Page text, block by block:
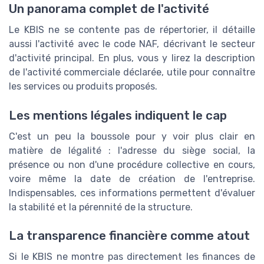
Un panorama complet de l'activité
Le KBIS ne se contente pas de répertorier, il détaille
aussi l'activité avec le code NAF, décrivant le secteur
d'activité principal. En plus, vous y lirez la description
de l'activité commerciale déclarée, utile pour connaître
les services ou produits proposés.
Les mentions légales indiquent le cap
C'est un peu la boussole pour y voir plus clair en
matière de légalité : l'adresse du siège social, la
présence ou non d'une procédure collective en cours,
voire même la date de création de l'entreprise.
Indispensables, ces informations permettent d'évaluer
la stabilité et la pérennité de la structure.
La transparence financière comme atout
Si le KBIS ne montre pas directement les finances de